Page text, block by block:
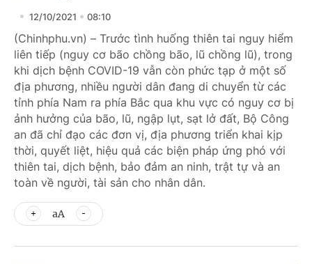
12/10/2021 08:10
(Chinhphu.vn) – Trước tình huống thiên tai nguy hiểm
liên tiếp (nguy cơ bão chồng bão, lũ chồng lũ), trong
khi dịch bệnh COVID-19 vẫn còn phức tạp ở một số
địa phương, nhiều người dân đang di chuyển từ các
tỉnh phía Nam ra phía Bắc qua khu vực có nguy cơ bị
ảnh hưởng của bão, lũ, ngập lụt, sạt lở đất, Bộ Công
an đã chỉ đạo các đơn vị, địa phương triển khai kịp
thời, quyết liệt, hiệu quả các biện pháp ứng phó với
thiên tai, dịch bệnh, bảo đảm an ninh, trật tự và an
toàn về người, tài sản cho nhân dân.
aA